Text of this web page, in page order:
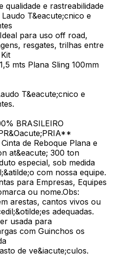
qualidade e rastreabilidade
T&eacute;cnico e
para uso off road,
resgates, trilhas entre
mts Plana Sling 100mm
T&eacute;cnico e
BRASILEIRO
de Reboque Plana e
at&eacute; 300 ton
especial, sob medida
com nossa equipe.
para Empresas, Equipes
ou nome.Obs:
arestas, cantos vivos ou
adequadas.
usada para
com Guinchos os
de ve&iacute;culos.